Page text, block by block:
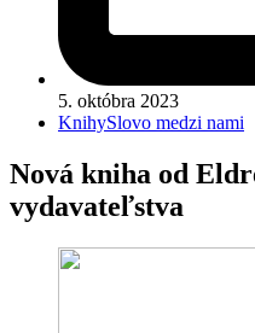
5. októbra 2023
KnihySlovo medzi nami
Nová kniha od
vydavateľstva